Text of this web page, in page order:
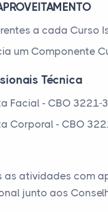
a cada Curso
um Componente
Técnica
Facial - CBO 3221-
Corporal - CBO
atividades com
junto aos